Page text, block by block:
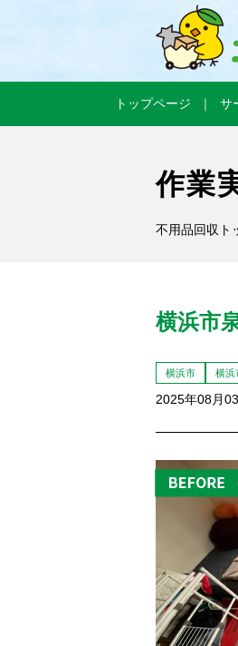
トップページ サ
作業
不用品回収ト
横浜市
横浜市 横浜
2025年08月